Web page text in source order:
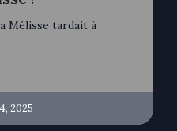
Mélisse tardait à
2025